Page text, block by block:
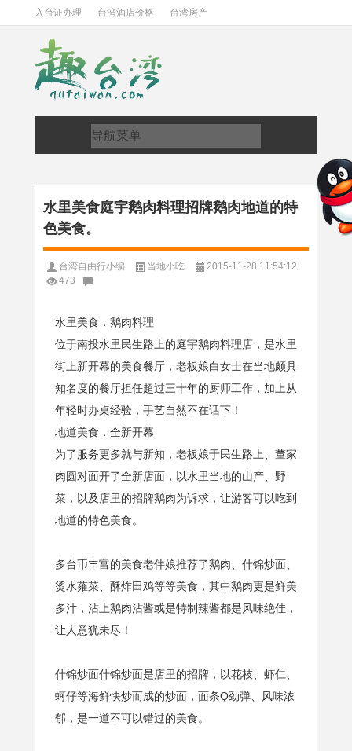
入台证办理 台湾酒店价格 台湾房产
水里美食庭宇鹅肉料理招牌鹅肉地道的特
色美食。
台湾自由行小编 当地小吃
2015-11-28 11:54:12
473
水里美食．鹅肉料理
位于南投水里民生路上的庭宇鹅肉料理店，是水里
街上新开幕的美食餐厅，老板娘白女士在当地颇具
知名度的餐厅担任超过三十年的厨师工作，加上从
年轻时办桌经验，手艺自然不在话下！
地道美食．全新开幕
为了服务更多就与新知，老板娘于民生路上、董家
肉圆对面开了全新店面，以水里当地的山产、野
菜，以及店里的招牌鹅肉为诉求，让游客可以吃到
地道的特色美食。
多台币丰富的美食老伴娘推荐了鹅肉、什锦炒面、
烫水蕹菜、酥炸田鸡等等美食，其中鹅肉更是鲜美
多汁，沾上鹅肉沾酱或是特制辣酱都是风味绝佳，
让人意犹未尽！
什锦炒面什锦炒面是店里的招牌，以花枝、虾仁、
蚵仔等海鲜快炒而成的炒面，面条Q劲弹、风味浓
郁，是一道不可以错过的美食。